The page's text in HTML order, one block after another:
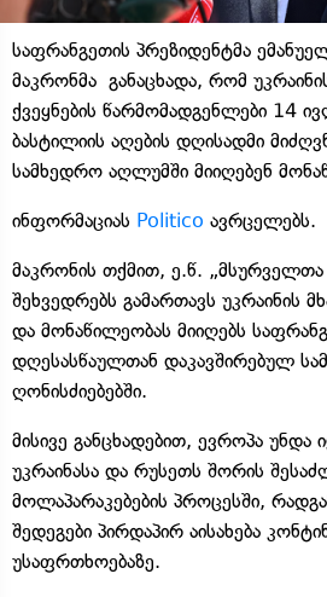
საფრანგეთის პრეზიდენტმა
მაკრონმა განაცხადა, რომ
ქვეყნების წარმომადგენლები 14
ბასტილიის აღების დღისადმი
სამხედრო აღლუმში მიიღებენ
ინფორმაციას Politico ავრცელებს.
მაკრონის თქმით, ე.წ.
შეხვედრებს გამართავს უკრაინის
და მონაწილეობას მიიღებს
დღესასწაულთან დაკავშირებულ
ღონისძიებებში.
მისივე განცხადებით, ევროპა
უკრაინასა და რუსეთს შორის
მოლაპარაკებების პროცესში,
შედეგები პირდაპირ აისახება
უსაფრთხოებაზე.